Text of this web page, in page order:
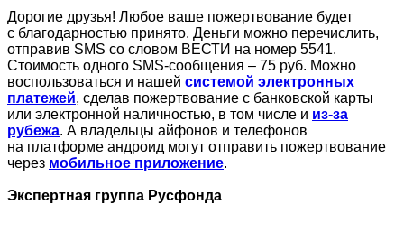
Дорогие друзья! Любое ваше пожертвование будет
с благодарностью принято. Деньги можно перечислить,
отправив SMS со словом ВЕСТИ на номер 5541.
Стоимость одного SMS-сообщения – 75 руб. Можно
воспользоваться и нашей системой электронных
платежей, сделав пожертвование с банковской карты
или электронной наличностью, в том числе и из-за
рубежа. А владельцы айфонов и телефонов
на платформе андроид могут отправить пожертвование
через мобильное приложение.
Экспертная группа Русфонда